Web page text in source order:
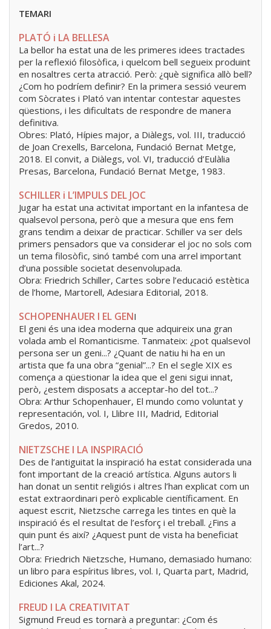
TEMARI
PLATÓ i LA BELLESA
La bellor ha estat una de les primeres idees tractades
per la reflexió filosòfica, i quelcom bell segueix produint
en nosaltres certa atracció. Però: ¿què significa allò bell?
¿Com ho podríem definir? En la primera sessió veurem
com Sòcrates i Plató van intentar contestar aquestes
qüestions, i les dificultats de respondre de manera
definitiva.
Obres: Plató, Hípies major, a Diàlegs, vol. III, traducció
de Joan Crexells, Barcelona, Fundació Bernat Metge,
2018. El convit, a Diàlegs, vol. VI, traducció d’Eulàlia
Presas, Barcelona, Fundació Bernat Metge, 1983.
SCHILLER i L’IMPULS DEL JOC
Jugar ha estat una activitat important en la infantesa de
qualsevol persona, però que a mesura que ens fem
grans tendim a deixar de practicar. Schiller va ser dels
primers pensadors que va considerar el joc no sols com
un tema filosòfic, sinó també com una arrel important
d’una possible societat desenvolupada.
Obra: Friedrich Schiller, Cartes sobre l’educació estètica
de l’home, Martorell, Adesiara Editorial, 2018.
SCHOPENHAUER I EL GENI
El geni és una idea moderna que adquireix una gran
volada amb el Romanticisme. Tanmateix: ¿pot qualsevol
persona ser un geni...? ¿Quant de natiu hi ha en un
artista que fa una obra “genial”...? En el segle XIX es
comença a qüestionar la idea que el geni sigui innat,
però, ¿estem disposats a acceptar-ho del tot...?
Obra: Arthur Schopenhauer, El mundo como voluntat y
representación, vol. I, Llibre III, Madrid, Editorial
Gredos, 2010.
NIETZSCHE I LA INSPIRACIÓ
Des de l’antiguitat la inspiració ha estat considerada una
font important de la creació artística. Alguns autors li
han donat un sentit religiós i altres l’han explicat com un
estat extraordinari però explicable científicament. En
aquest escrit, Nietzsche carrega les tintes en què la
inspiració és el resultat de l’esforç i el treball. ¿Fins a
quin punt és així? ¿Aquest punt de vista ha beneficiat
l’art...?
Obra: Friedrich Nietzsche, Humano, demasiado humano:
un libro para espíritus libres, vol. I, Quarta part, Madrid,
Ediciones Akal, 2024.
FREUD I LA CREATIVITAT
Sigmund Freud es tornarà a preguntar: ¿Com és